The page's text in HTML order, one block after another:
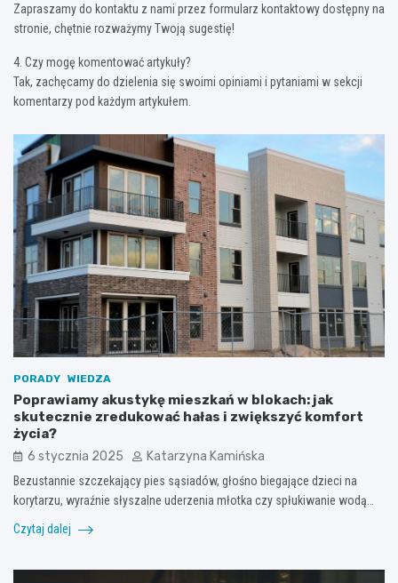
Zapraszamy do kontaktu z nami przez formularz kontaktowy dostępny na
stronie, chętnie rozważymy Twoją sugestię!
4. Czy mogę komentować artykuły?
Tak, zachęcamy do dzielenia się swoimi opiniami i pytaniami w sekcji
komentarzy pod każdym artykułem.
PORADY WIEDZA
Poprawiamy akustykę mieszkań w blokach: jak
skutecznie zredukować hałas i zwiększyć komfort
życia?
6 stycznia 2025 Katarzyna Kamińska
Bezustannie szczekający pies sąsiadów, głośno biegające dzieci na
korytarzu, wyraźnie słyszalne uderzenia młotka czy spłukiwanie wodą…
Czytaj dalej